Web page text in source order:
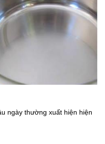
ngày thường xuất hiện hiện